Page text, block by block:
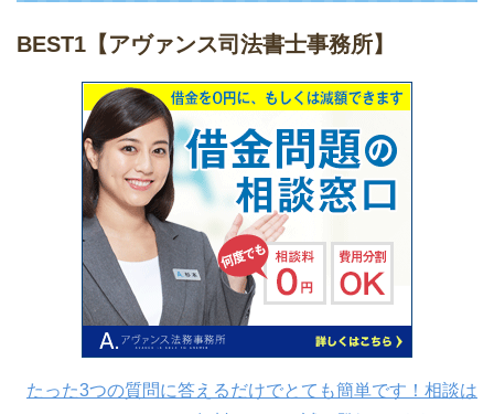
BEST1 【アヴァンス司法書士事務所】
たった3つの質問に答えるだけでとても簡単です！相談は